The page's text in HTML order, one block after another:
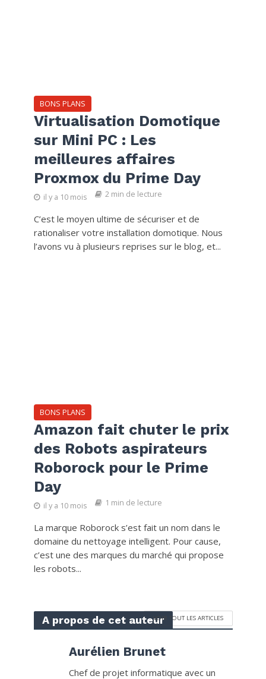
BONS PLANS
Virtualisation Domotique
sur Mini PC : Les
meilleures affaires
Proxmox du Prime Day
il y a 10 mois 2 min de lecture
C’est le moyen ultime de sécuriser et de
rationaliser votre installation domotique. Nous
l’avons vu à plusieurs reprises sur le blog, et...
BONS PLANS
Amazon fait chuter le prix
des Robots aspirateurs
Roborock pour le Prime
Day
il y a 10 mois 1 min de lecture
La marque Roborock s’est fait un nom dans le
domaine du nettoyage intelligent. Pour cause,
c’est une des marques du marché qui propose
les robots...
A propos de cet auteurVOIR TOUT LES ARTICLES
Aurélien Brunet
Chef de projet informatique avec un